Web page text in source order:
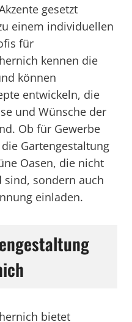
gesetzt
einem individuellen
für
kennen die
können
entwickeln, die
und Wünsche der
Ob für Gewerbe
Gartengestaltung
Oasen, die nicht
sondern auch
einladen.
bietet